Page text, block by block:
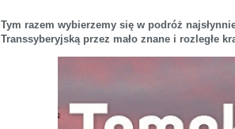
Tym razem wybierzemy się w podróż
Transsyberyjską przez mało znane i rozległe